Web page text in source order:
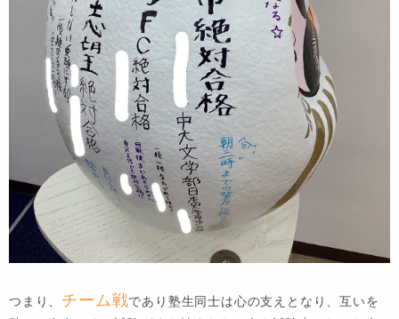
つまり、 チーム戦であり塾生同士は心の支えとなり、互いを